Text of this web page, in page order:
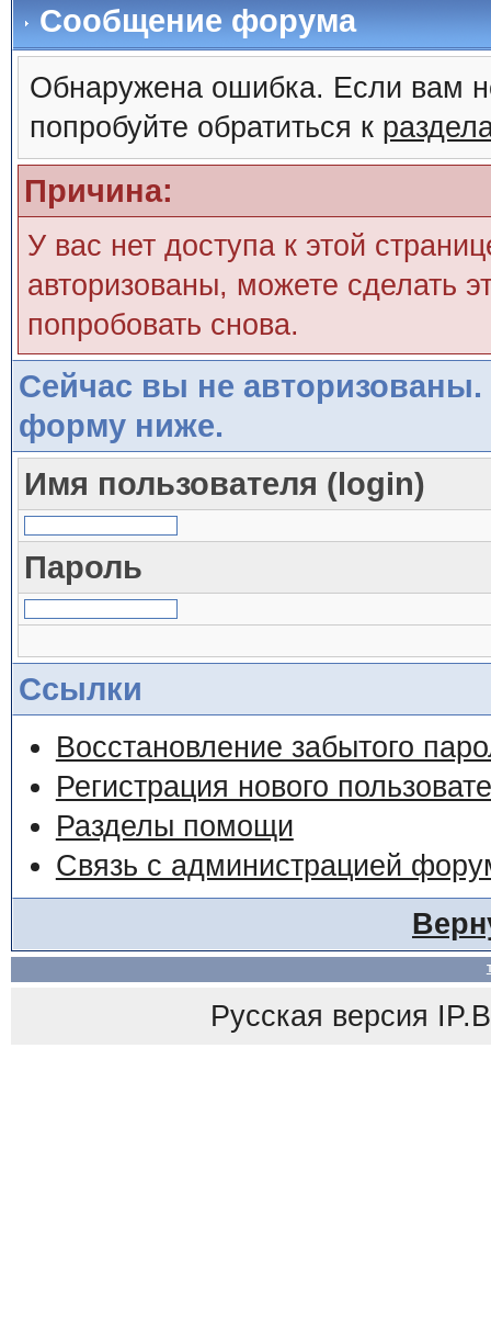
Сообщение форума
Обнаружена ошибка. Если вам
попробуйте обратиться к
Причина:
У вас нет доступа к этой
авторизованы, можете сделать
попробовать снова.
Сейчас вы не авторизованы.
форму ниже.
Имя пользователя (login)
Пароль
Ссылки
Восстановление забытого
Регистрация нового
Разделы помощи
Связь с администрацией
Русская версия